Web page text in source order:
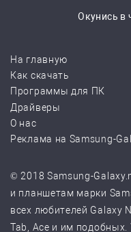
Окунись в
На главную
Как скачать
Программы для ПК
Драйверы
О нас
Реклама на Samsung-
© 2018 Samsung-
и планшетам марки
всех любителей Galaxy
Tab, Ace и им